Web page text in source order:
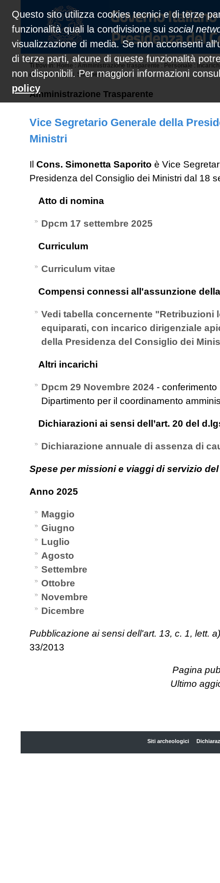
Questo sito utilizza cookies tecnici e di terze
funzionalità quali la condivisione sui social
visualizzazione di media. Se non acconsenti
di terze parti, alcune di queste funzionalità
non disponibili. Per maggiori informazioni
policy
Ti trovi in: Home : Amministrazione trasparente : Personale :
dei Ministri Cons. Simonetta Saporito:
Amministrazione Trasparente
Vice Segretario Generale della
Ministri
Il Cons. Simonetta Saporito è Vice
Presidenza del Consiglio dei Ministri dal 18
Atto di nomina
Dpcm 17 settembre 2025
Curriculum
Curriculum vitae
Compensi connessi all'assunzione
Vedi tabella concernente "Retribuzioni
equiparati, con incarico dirigenziale
della Presidenza del Consiglio dei
Altri incarichi
Dpcm 29 Novembre 2024 -
Dipartimento per il coordinamento
Dichiarazioni ai sensi dell’art. 20 del
Dichiarazione annuale di assenza di
Spese permissioni e viaggi di servizio del
Anno 2025
Maggio
Giugno
Luglio
Agosto
Settembre
Ottobre
Novembre
Dicembre
Pubblicazione ai sensi dell'art. 13, c. 1, lett.
33/2013
Pagina
Ultimo
Siti archeologici